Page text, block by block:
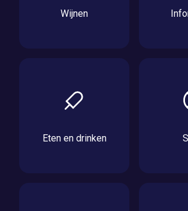
Wijnen
Eten en drinken